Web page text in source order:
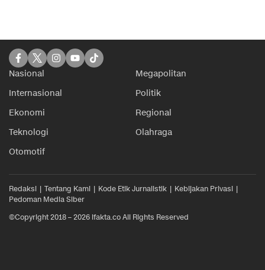
Nasional
Megapolitan
Internasional
Politik
Ekonomi
Regional
Teknologi
Olahraga
Otomotif
Redaksi Tentang Kami Kode Etik Jurnalistik
Kebijakan Privasi
Pedoman Media Siber
©Copyright 2018 – 2026 ifakta.co All Rights Reserved